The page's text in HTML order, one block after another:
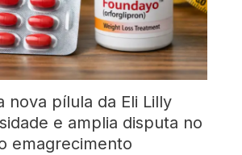
nova pílula da Eli Lilly
e amplia disputa no
emagrecimento